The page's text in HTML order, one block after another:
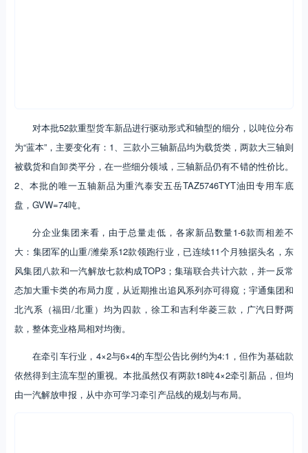
对本批52款重型货车新品进行驱动形式和轴型的细分，以吨位分布
为“蓝本”，主要变化有：1、三款小三轴新品均为载货类，两款大三轴则
被载货和自卸类平分，在一些细分领域，三轴新品仍有不错的性价比。
2、本批的唯一五轴新品为重汽泰安五岳TAZ5746TYT油田专用车底
盘，GVW=74吨。
分企业集团来看，由于总量走低，各家新品数量1-6款而相差不
大：集团军的山重/潍柴系12款领跑行业，已连续11个月独据头名，东
风集团八款和一汽解放七款构成TOP3；集瑞联合共计六款，并一反常
态加大重卡类的布局力度，从近期推出追风系列亦可得窥；宇通集团和
北汽系（福田/北重）均为四款，徐工和吉利华菱三款，广汽日野两
款，整体竞业格局相对均衡。
在牵引车行业，4×2与6×4的车型公告比例约为4:1，但作为基础款
依然得到主流车型的重视。本批虽然仅有两款18吨4×2牵引新品，但均
由一汽解放申报，从中亦可学习牵引产品线的规划与布局。